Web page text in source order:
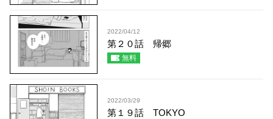
2022/04/12
第２０話 帰郷
無料
2022/03/29
第１９話 TOKYO